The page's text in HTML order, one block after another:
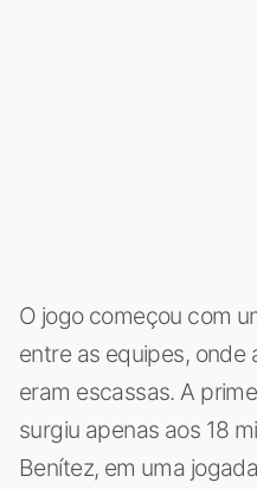
O jogo começou com
entre as equipes,
eram escassas. A
surgiu apenas aos 18
Benítez, em uma